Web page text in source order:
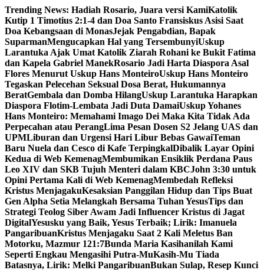
Skip
to
content
Trending News: Hadiah Rosario, Juara versi KamiKatolik
Kutip 1 Timotius 2:1-4 dan Doa Santo Fransiskus Asisi Saat
Doa Kebangsaan di MonasJejak Pengabdian, Bapak
SuparmanMengucapkan Hal yang TersembunyiUskup
Larantuka Ajak Umat Katolik Ziarah Rohani ke Bukit Fatima
dan Kapela Gabriel ManekRosario Jadi Harta Diaspora Asal
Flores Menurut Uskup Hans MonteiroUskup Hans Monteiro
Tegaskan Pelecehan Seksual Dosa Berat, Hukumannya
BeratGembala dan Domba HilangUskup Larantuka Harapkan
Diaspora Flotim-Lembata Jadi Duta DamaiUskup Yohanes
Hans Monteiro: Memahami Imago Dei Maka Kita Tidak Ada
Perpecahan atau PerangLima Pesan Dosen S2 Jelang UAS dan
UPMLiburan dan Urgensi Hari Libur Bebas GawaiTeman
Baru Nuela dan Cesco di Kafe TerpingkalDibalik Layar Opini
Kedua di Web KemenagMembumikan Ensiklik Perdana Paus
Leo XIV dan SKB Tujuh Menteri dalam KBCJohn 3:30 untuk
Opini Pertama Kali di Web KemenagMembedah Refleksi
Kristus MenjagakuKesaksian Panggilan Hidup dan Tips Buat
Gen Alpha Setia Melangkah Bersama Tuhan YesusTips dan
Strategi Teolog Siber Awam Jadi Influencer Kristus di Jagat
DigitalYesusku yang Baik, Yesus Terbaik; Lirik: Imanuela
PangaribuanKristus Menjagaku Saat 2 Kali Meletus Ban
Motorku, Mazmur 121:7Bunda Maria Kasihanilah Kami
Seperti Engkau Mengasihi Putra-MuKasih-Mu Tiada
Batasnya, Lirik: Melki PangaribuanBukan Sulap, Resep Kunci